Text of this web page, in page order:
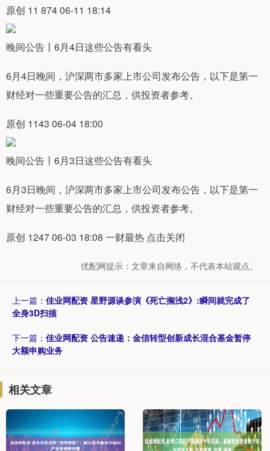
原创 11 874 06-11 18:14
晚间公告丨6月4日这些公告有看头
6月4日晚间，沪深两市多家上市公司发布公告，以下是第一
财经对一些重要公告的汇总，供投资者参考。
原创 1143 06-04 18:00
晚间公告丨6月3日这些公告有看头
6月3日晚间，沪深两市多家上市公司发布公告，以下是第一
财经对一些重要公告的汇总，供投资者参考。
原创 1247 06-03 18:08 一财最热 点击关闭
优配网提示：文章来自网络，不代表本站观点。
上一篇： 佳业网配资 星野源谈参演《死亡搁浅2》:瞬间就完成了
全身3D扫描
下一篇： 佳业网配资 公告速递：金信转型创新成长混合基金暂停
大额申购业务
相关文章